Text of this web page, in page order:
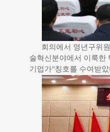
회의에서 영년구위
술혁신분야에서 이룩한
기업가"칭호를 수여받았